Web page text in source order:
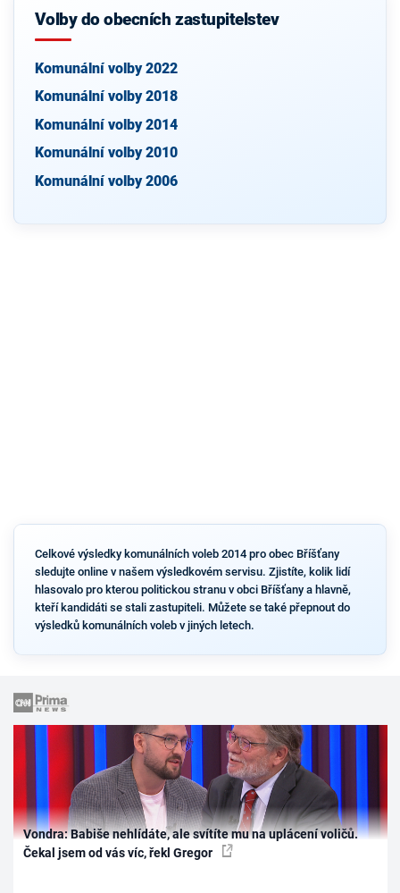
Volby do obecních zastupitelstev
Komunální volby 2022
Komunální volby 2018
Komunální volby 2014
Komunální volby 2010
Komunální volby 2006
Celkové výsledky komunálních voleb 2014 pro obec Bříšťany
sledujte online v našem výsledkovém servisu. Zjistíte, kolik lidí
hlasovalo pro kterou politickou stranu v obci Bříšťany a hlavně,
kteří kandidáti se stali zastupiteli. Můžete se také přepnout do
výsledků komunálních voleb v jiných letech.
Vondra: Babiše nehlídáte, ale svítíte mu na uplácení voličů.
Čekal jsem od vás víc, řekl Gregor